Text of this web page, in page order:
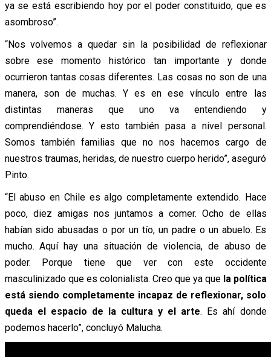
ya se está escribiendo hoy por el poder constituido, que es
asombroso”.
“Nos volvemos a quedar sin la posibilidad de reflexionar
sobre ese momento histórico tan importante y donde
ocurrieron tantas cosas diferentes. Las cosas no son de una
manera, son de muchas. Y es en ese vínculo entre las
distintas maneras que uno va entendiendo y
comprendiéndose. Y esto también pasa a nivel personal.
Somos también familias que no nos hacemos cargo de
nuestros traumas, heridas, de nuestro cuerpo herido”, aseguró
Pinto.
“El abuso en Chile es algo completamente extendido. Hace
poco, diez amigas nos juntamos a comer. Ocho de ellas
habían sido abusadas o por un tío, un padre o un abuelo. Es
mucho. Aquí hay una situación de violencia, de abuso de
poder. Porque tiene que ver con este occidente
masculinizado que es colonialista. Creo que ya que la política
está siendo completamente incapaz de reflexionar, solo
queda el espacio de la cultura y el arte. Es ahí donde
podemos hacerlo”, concluyó Malucha.